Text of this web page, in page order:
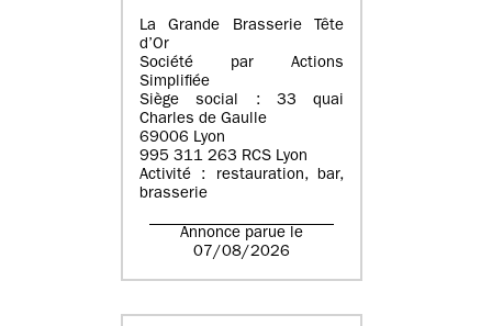
La Grande Brasserie Tête
d’Or
Société par Actions
Simplifiée
Siège social : 33 quai
Charles de Gaulle
69006 Lyon
995 311 263 RCS Lyon
Activité : restauration, bar,
brasserie
Annonce parue le
07/08/2026